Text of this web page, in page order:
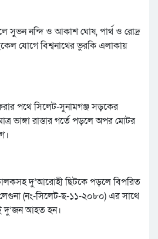
সুভন নন্দি ও আকাশ ঘোষ, পার্থ ও রোদ্র
যোগে বিশ্বনাথের ভুরকি এলাকায়
পথে সিলেট-সুনামগঞ্জ সড়কের
ভাঙ্গা রাস্তার গর্তে পড়লে অপর মোটর
দু’আরোহী ছিটকে পড়লে বিপরিত
(নং-সিলেট-ছ-১১-২০৮০) এর সাথে
দু’জন আহত হন।